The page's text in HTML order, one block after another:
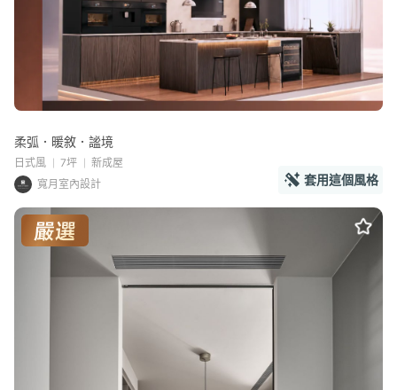
柔弧．暖敘．謐境
日式風 7坪
新成屋
寬月室內設計
套用這個風格